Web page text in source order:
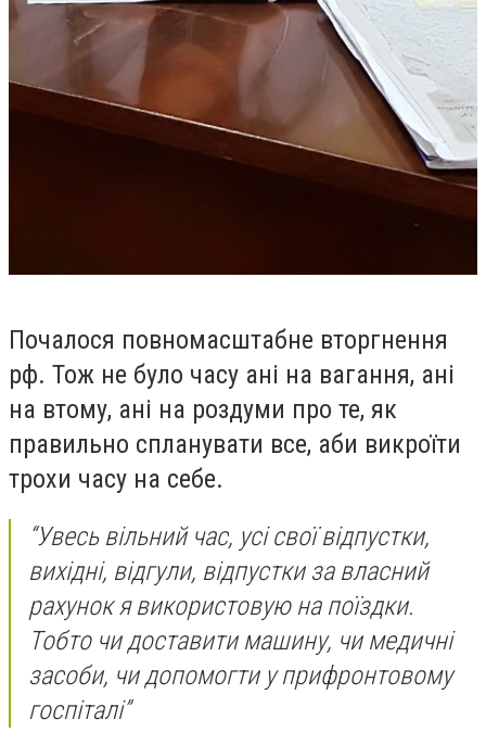
Почалося повномасштабне вторгнення
рф. Тож не було часу ані на вагання, ані
на втому, ані на роздуми про те, як
правильно спланувати все, аби викроїти
трохи часу на себе.
“Увесь вільний час, усі свої відпустки,
вихідні, відгули, відпустки за власний
рахунок я використовую на поїздки.
Тобто чи доставити машину, чи медичні
засоби, чи допомогти у прифронтовому
госпіталі”